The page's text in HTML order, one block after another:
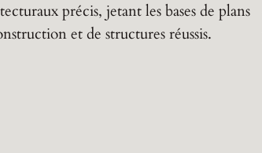
précis, jetant les bases de plans
et de structures réussis.